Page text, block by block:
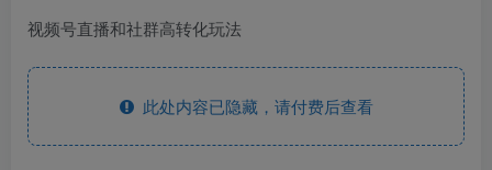
视频号直播和社群高转化玩法
此处内容已隐藏，请付费后查看